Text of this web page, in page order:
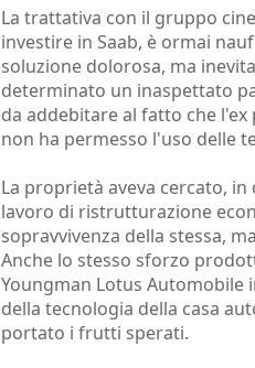
La trattativa con il gruppo
investire in Saab, è ormai
soluzione dolorosa, ma
determinato un inaspettato
da addebitare al fatto che
non ha permesso l'uso delle
La proprietà aveva cercato,
lavoro di ristrutturazione
sopravvivenza della stessa,
Anche lo stesso sforzo
Youngman Lotus
della tecnologia della casa
portato i frutti sperati.